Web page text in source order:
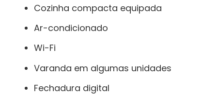
Cozinha compacta equipada
Ar-condicionado
Wi-Fi
Varanda em algumas unidades
Fechadura digital